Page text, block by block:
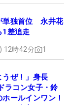
単独首位 永井花
1差追走
12時42分 1
うぜ！」身長
ラコン女子・鈴
ールインワン！